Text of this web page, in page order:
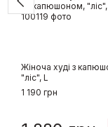
Жіноча худі з
"ліс", L
1 190 грн